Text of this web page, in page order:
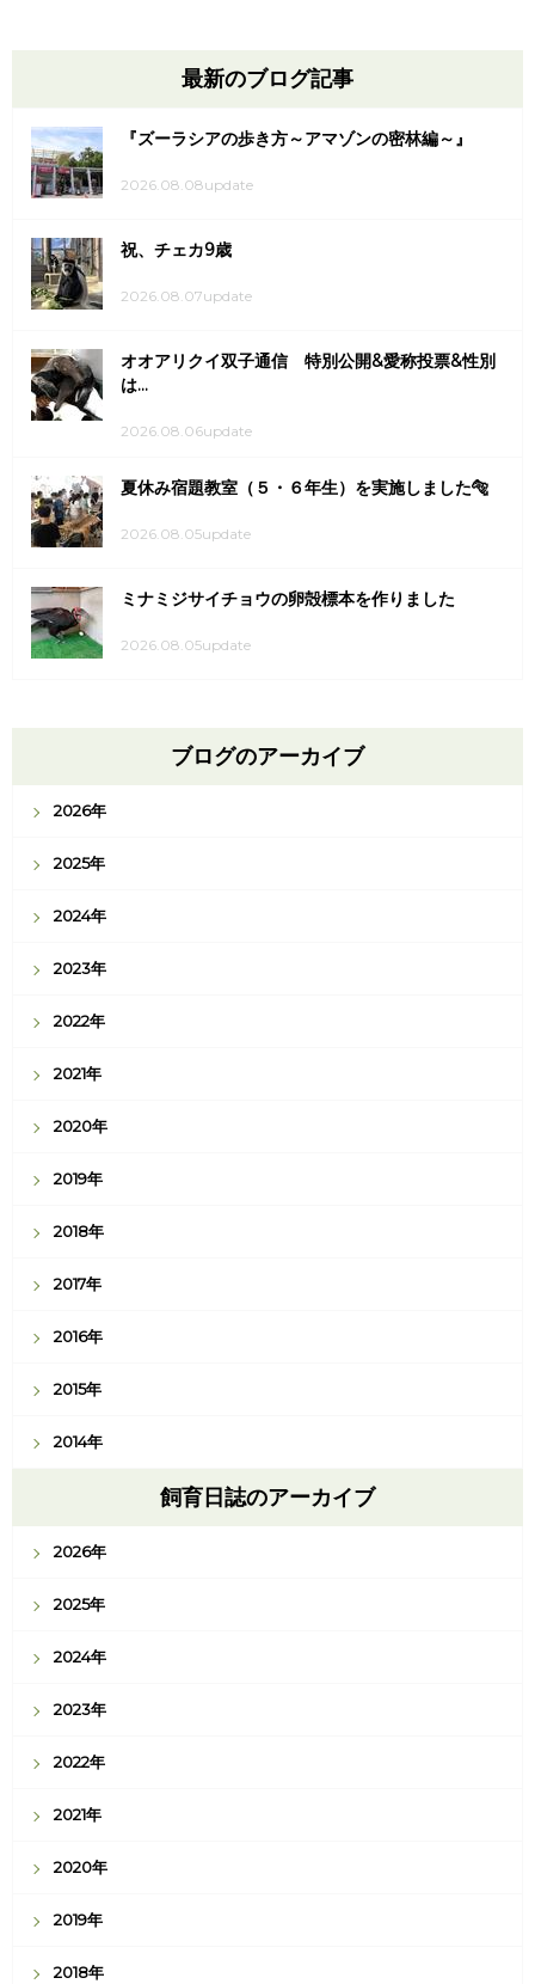
最新のブログ記事
『ズーラシアの歩き方～アマゾンの密林編～』
2026.08.08update
祝、チェカ9歳
2026.08.07update
オオアリクイ双子通信 特別公開&愛称投票&性別
は...
2026.08.06update
夏休み宿題教室（５・６年生）を実施しました🐅
2026.08.05update
ミナミジサイチョウの卵殻標本を作りました
2026.08.05update
ブログのアーカイブ
2026年
2025年
2024年
2023年
2022年
2021年
2020年
2019年
2018年
2017年
2016年
2015年
2014年
飼育日誌のアーカイブ
2026年
2025年
2024年
2023年
2022年
2021年
2020年
2019年
2018年